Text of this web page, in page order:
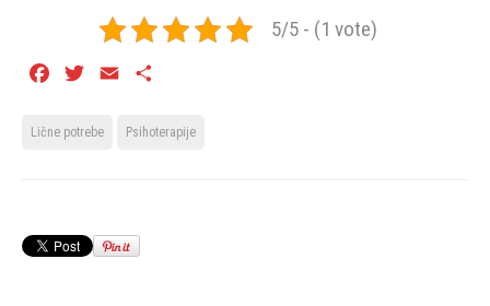
5/5 - (1 vote)
FacebookTwitterEmail
Lične potrebe Psihoterapije